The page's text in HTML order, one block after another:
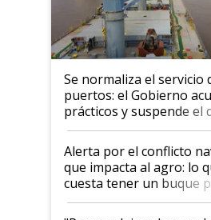
Se normaliza el servicio
puertos: el Gobierno
prácticos y suspende el
desregulación
Alerta por el conflicto
que impacta al agro: lo
cuesta tener un buque
y el peligro de que
pase a ser "país sucio"